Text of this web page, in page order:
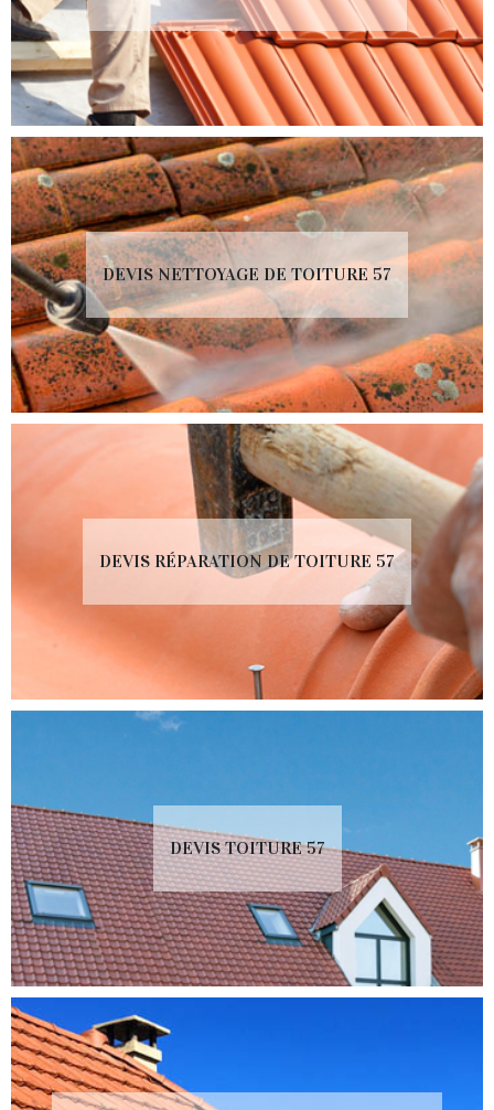
DEVIS NETTOYAGE DE TOITURE 57
DEVIS RÉPARATION DE TOITURE 57
DEVIS TOITURE 57